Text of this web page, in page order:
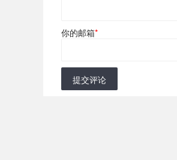
你的邮箱*
提交评论